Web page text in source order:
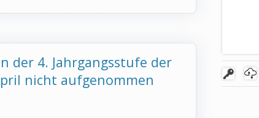
der 4. Jahrgangsstufe der
nicht aufgenommen